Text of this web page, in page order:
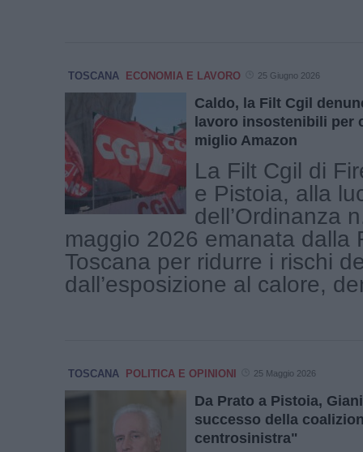
TOSCANA ECONOMIA E LAVORO 25 Giugno 2026
Caldo, la Filt Cgil
lavoro insostenibili per
miglio Amazon
La Filt Cgil di
e Pistoia, alla
dell’Ordinanza
maggio 2026 emanata dalla
Toscana per ridurre i rischi
dall’esposizione al calore,
TOSCANA POLITICA E OPINIONI 25 Maggio 2026
Da Prato a Pistoia,
successo della
centrosinistra"